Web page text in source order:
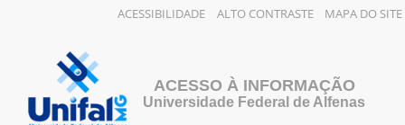
ACESSIBILIDADE ALTO CONTRASTE MAPA DO SITE
conteúdo
ACESSO À INFORMAÇÃO
Universidade Federal de Alfenas